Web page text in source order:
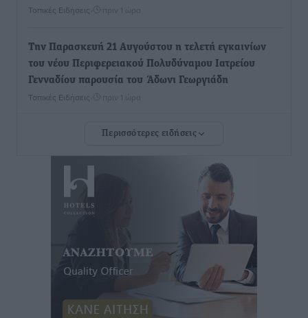
Τοπικές Ειδήσεις πριν 1 ώρα
Την Παρασκευή 21 Αυγούστου η τελετή εγκαινίων
του νέου Περιφερειακού Πολυδύναμου Ιατρείου
Γενναδίου παρουσία του Άδωνι Γεωργιάδη
Τοπικές Ειδήσεις πριν 1 ώρα
Στη Λέρο ο πρόεδρος του ΠΑΣΟΚ Νίκος Ανδρουλάκης
Στα 2-2,35 GW ο στόχος για τα πρώτα υπεράκτια
αιολικά πάρκα που θα λειτουργήσουν στη χώρα μας
Η Ελλάδα κρατά το τουριστικό momentum, παρά τις
γεωπολιτικές αναταράξεις
Περισσότερες ειδήσεις